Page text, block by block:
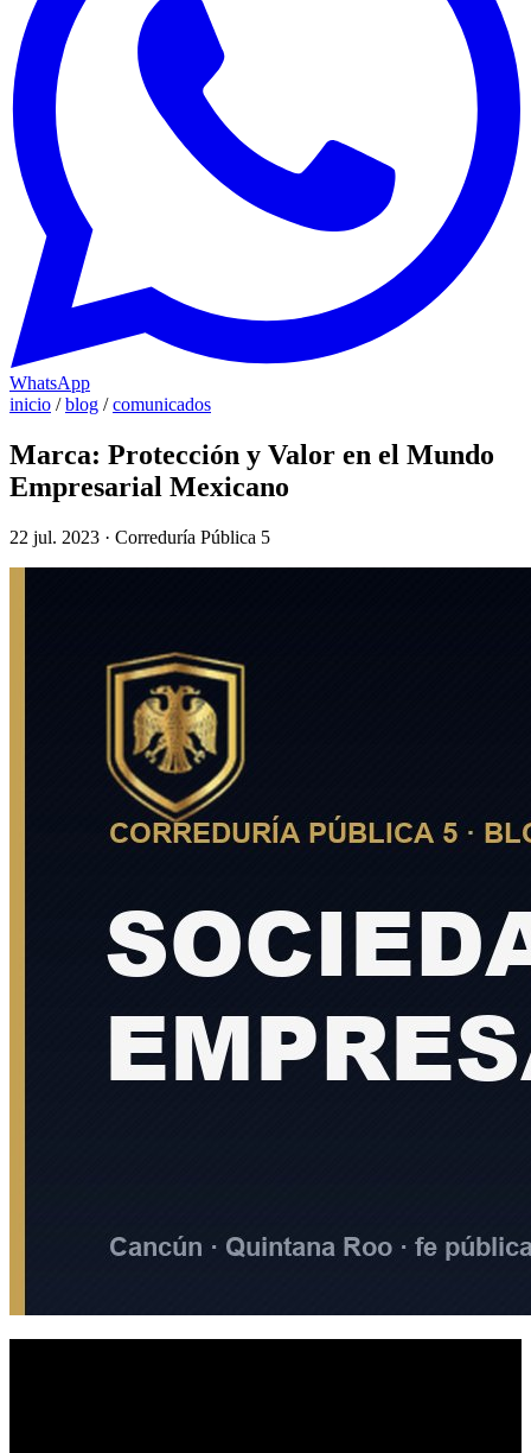
WhatsApp
inicio / blog / comunicados
Marca: Protección y Valor en el Mundo
Empresarial Mexicano
22 jul. 2023 · Correduría Pública 5